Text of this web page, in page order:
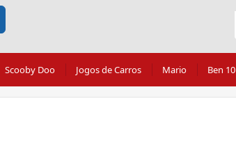
Scooby Doo Jogos de Carros Mario Ben 10